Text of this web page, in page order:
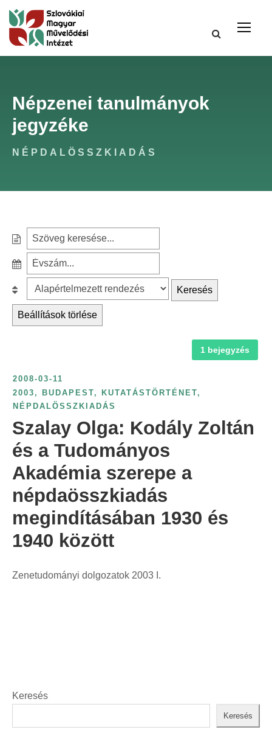
Népzenei tanulmányok
jegyzéke
NÉPDALÖSSZKIADÁS
e
c
h
:
z
é
v
s
z
á
s
z
e
i
n
:
e
s
l
á
:
Keresés
Beállítások törlése
1 bejegyzés
2008-03-11
2003 , BUDAPEST, KUTATÁSTÖRTÉNET,
NÉPDALÖSSZKIADÁS
Szalay Olga: Kodály Zoltán
és a Tudományos
Akadémia szerepe a
népdaösszkiadás
megindításában 1930 és
1940 között
Zenetudományi dolgozatok 2003 I.
Keresés
Keresés